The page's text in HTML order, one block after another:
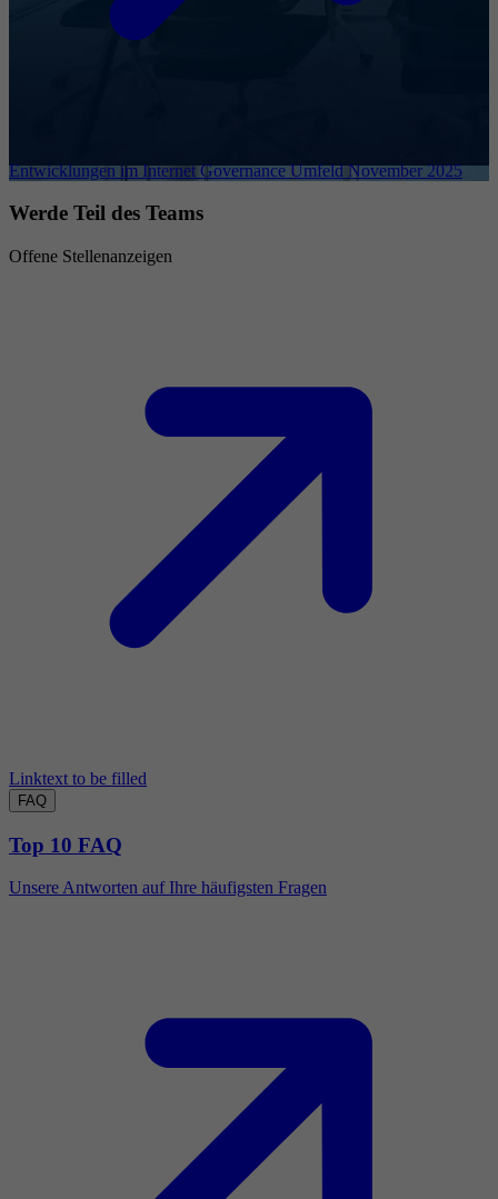
Entwicklungen im Internet Governance Umfeld November 2025
Werde Teil des Teams
Offene Stellenanzeigen
Linktext to be filled
FAQ
Top 10 FAQ
Unsere Antworten auf Ihre häufigsten Fragen